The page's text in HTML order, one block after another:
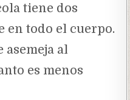
tiene dos
en todo el cuerpo.
asemeja al
es menos